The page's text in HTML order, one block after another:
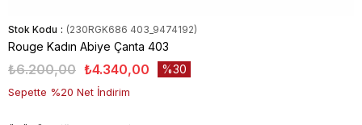
Stok Kodu (230RGK686 403_9474192)
Rouge Kadın Abiye Çanta 403
₺6.200,00 ₺4.340,00 30
Sepette %20 Net İndirim